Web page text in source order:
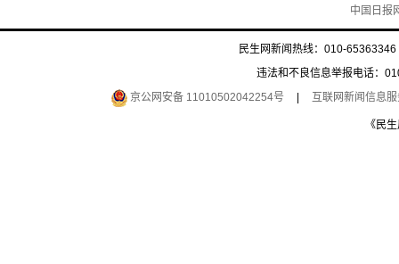
中国日报
民生网新闻热线：010-
违法和不良信息举报电话：
京公网安备 11010502042254号
互联网新闻信息
《民